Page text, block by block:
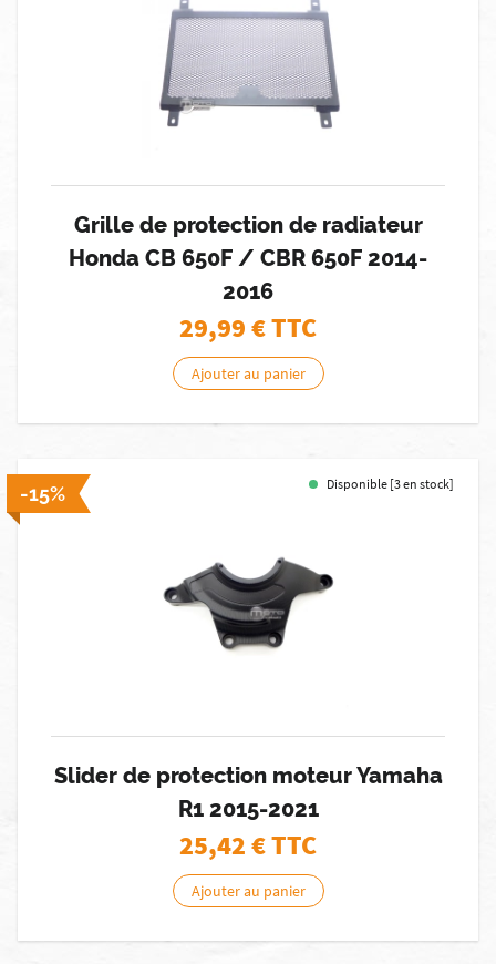
Grille de protection de radiateur
Honda CB 650F / CBR 650F 2014-
2016
29,99€ TTC
Ajouter au panier
-15% Disponible [3 en stock]
Slider de protection moteur Yamaha
R1 2015-2021
25,42€ TTC
Ajouter au panier